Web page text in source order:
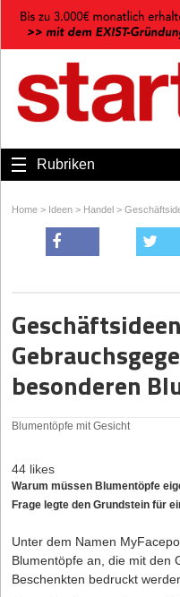
Rubriken
Home > Ideen > Handel >
Geschäftsideen
besonderen
Blumentöpfe mit Gesicht
44 likes
Warum müssen Blumentöpfe
Frage legte den Grundstein für
Unter dem Namen
Blumentöpfe an, die mit den
Beschenkten bedruckt